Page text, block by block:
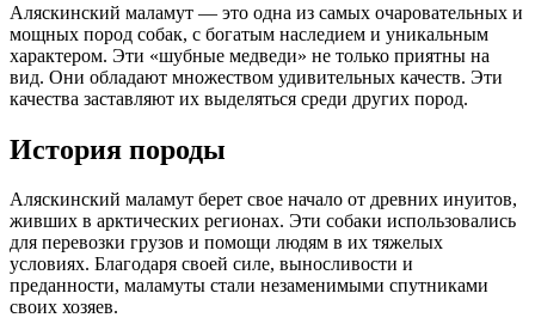
Аляскинский маламут — это одна из самых очаровательных и
мощных пород собак, с богатым наследием и уникальным
характером. Эти «шубные медведи» не только приятны на
вид. Они обладают множеством удивительных качеств. Эти
качества заставляют их выделяться среди других пород.
История породы
Аляскинский маламут берет свое начало от древних инуитов,
живших в арктических регионах. Эти собаки использовались
для перевозки грузов и помощи людям в их тяжелых
условиях. Благодаря своей силе, выносливости и
преданности, маламуты стали незаменимыми спутниками
своих хозяев.